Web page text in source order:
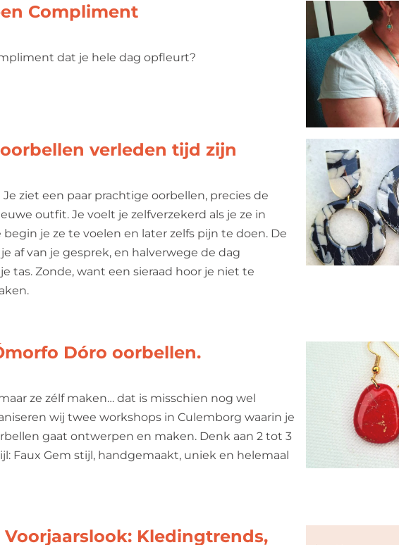
Compliment
dat je hele dag opfleurt?
verleden tijd zijn
ziet een paar prachtige oorbellen, precies de
outfit. Je voelt je zelfverzekerd als je ze in
je ze te voelen en later zelfs pijn te doen. De
af van je gesprek, en halverwege de dag
tas. Zonde, want een sieraad hoor je niet te
Dóro oorbellen.
ze zélf maken… dat is misschien nog wel
wij twee workshops in Culemborg waarin je
gaat ontwerpen en maken. Denk aan 2 tot 3
Faux Gem stijl, handgemaakt, uniek en helemaal
Kledingtrends,